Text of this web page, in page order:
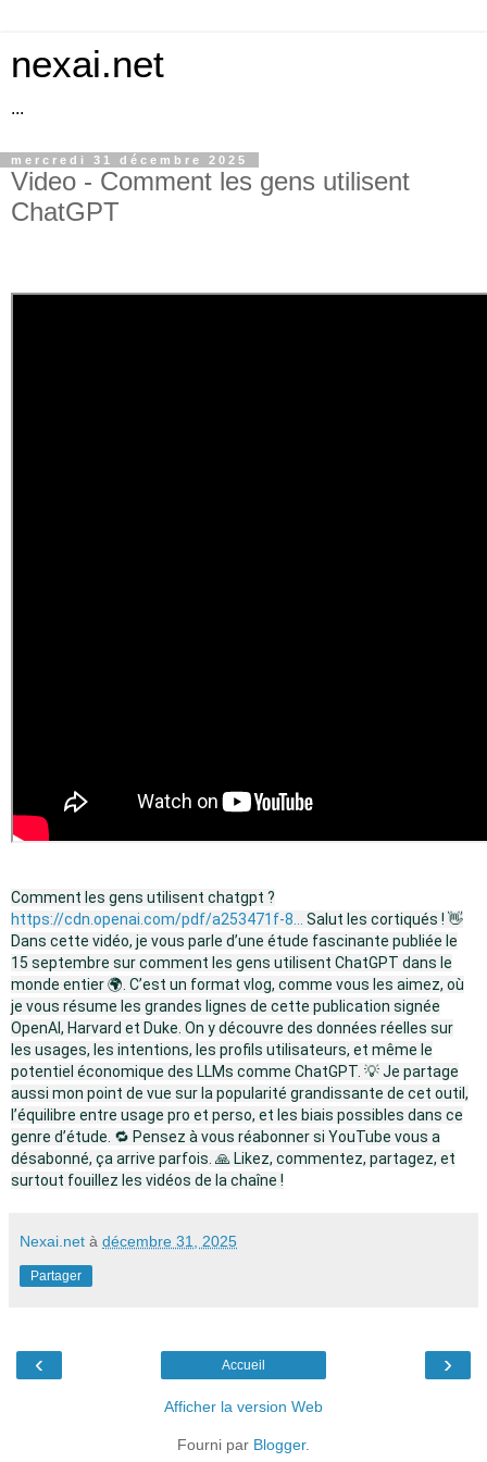
nexai.net
...
mercredi 31 décembre 2025
Video - Comment les gens utilisent
ChatGPT
Comment les gens utilisent chatgpt ?
https://cdn.openai.com/pdf/a253471f-8... Salut les cortiqués ! 👋
Dans cette vidéo, je vous parle d’une étude fascinante publiée le
15 septembre sur comment les gens utilisent ChatGPT dans le
monde entier 🌍. C’est un format vlog, comme vous les aimez, où
je vous résume les grandes lignes de cette publication signée
OpenAI, Harvard et Duke. On y découvre des données réelles sur
les usages, les intentions, les profils utilisateurs, et même le
potentiel économique des LLMs comme ChatGPT. 💡 Je partage
aussi mon point de vue sur la popularité grandissante de cet outil,
l’équilibre entre usage pro et perso, et les biais possibles dans ce
genre d’étude. 🔁 Pensez à vous réabonner si YouTube vous a
désabonné, ça arrive parfois. 🙏 Likez, commentez, partagez, et
surtout fouillez les vidéos de la chaîne !
Nexai.net à décembre 31, 2025
Partager
‹ ›
Accueil
Afficher la version Web
Fourni par Blogger.